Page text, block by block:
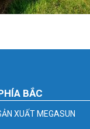
BẮC
XUẤT MEGASUN